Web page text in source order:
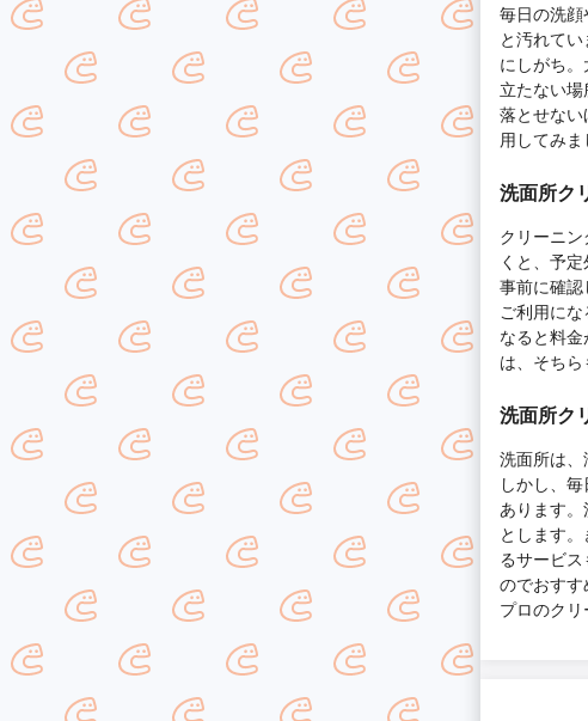
毎日の洗
と汚れて
にしがち
立たない
落とせな
用してみま
洗面所ク
クリーニ
くと、予
事前に確認
ご利用にな
なると料
は、そちら
洗面所ク
洗面所は、
しかし、
あります
とします
るサービ
のでおすす
プロのクリ